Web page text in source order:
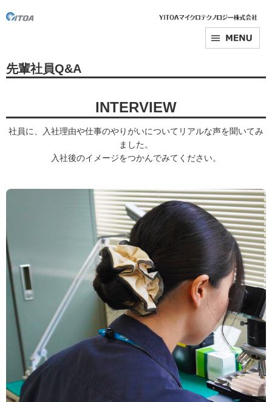
先輩社員Q&A
INTERVIEW
社員に、入社理由や仕事のやりがいについてリアルな声を聞いてみ
ました。
入社後のイメージをつかんでみてください。